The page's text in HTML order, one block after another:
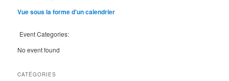
Vue sous la forme d'un calendrier
Event Categories:
No event found
CATÉGORIES